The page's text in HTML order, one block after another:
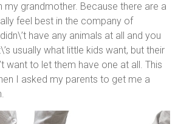
my grandmother. Because there are a
feel best in the company of
have any animals at all and you
usually what little kids want, but their
want to let them have one at all. This
I asked my parents to get me a